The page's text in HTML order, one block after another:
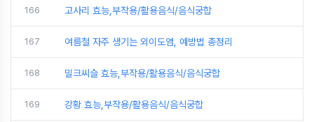
166 고사리 효능,부작용/활용음식/음식궁합
167 여름철 자주 생기는 외이도염, 예방법 총정리
168 밀크씨슬 효능,부작용/활용음식/음식궁합
169 강황 효능,부작용/활용음식/음식궁합